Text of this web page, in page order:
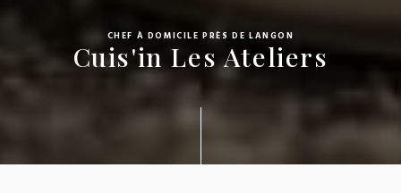
CHEF À DOMICILE PRÈS DE LANGON
Cuis'in Les Ateliers